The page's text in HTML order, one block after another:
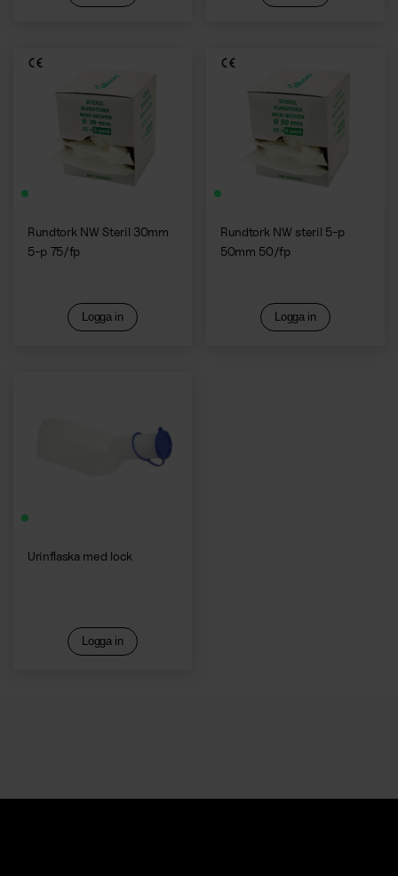
Rundtork NW Steril 30mm
5-p 75/fp
Logga in
Rundtork NW steril 5-p
50mm 50/fp
Logga in
Urinflaska med lock
Logga in